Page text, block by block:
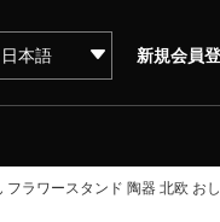
新規会員
ラワースタンド 陶器 北欧